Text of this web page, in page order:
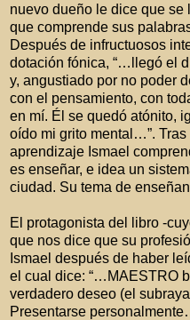
nuevo dueño le dice que se
que comprende sus
Después de infructuosos
dotación fónica, “…llegó el
y, angustiado por no poder
con el pensamiento, con
en mí. Él se quedó atónito,
oído mi grito mental…”.
aprendizaje Ismael
es enseñar, e idea un
ciudad. Su tema de
El protagonista del libro -
que nos dice que su
Ismael después de haber
el cual dice: “…MAESTRO
verdadero deseo (el
Presentarse